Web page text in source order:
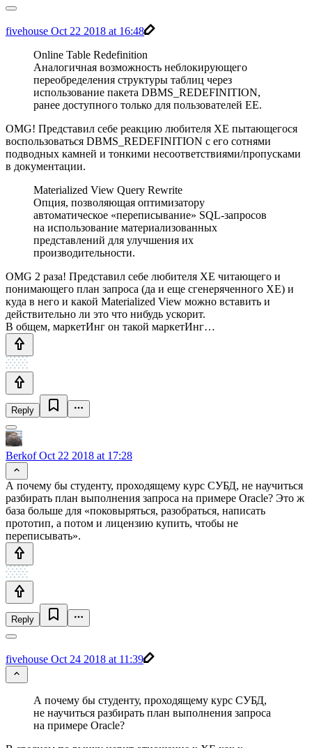
fivehouse Oct 22 2018 at 16:48
Online Table Redefinition
Аналогичная возможность неблокирующего
переобределения структуры таблиц через
использование пакета DBMS_REDEFINITION,
ранее доступного только для пользователей EE.
OMG! Представил себе реакцию любителя XE пытающегося
воспользоваться DBMS_REDEFINITION с его сотнями
подводных камней и тонкими несоответствиями/пропусками
в документации.
Materialized View Query Rewrite
Опция, позволяющая оптимизатору
автоматическое «переписывание» SQL-запросов
на использование материализованных
представлений для улучшения их
производительности.
OMG 2 раза! Представил себе любителя XE читающего и
понимающего план запроса (да и еще сгенеряченного XE) и
куда в него и какой Materialized View можно вставить и
действительно ли это что нибудь ускорит.
В общем, маркетИнг он такой маркетИнг…
Reply
BerkofOct 22 2018 at 17:28
А почему бы студенту, проходящему курс СУБД, не научиться
разбирать план выполнения запроса на примере Oracle? Это ж
база больше для «поковыряться, разобраться, написать
прототип, а потом и лицензию купить, чтобы не
переписывать».
Reply
fivehouse Oct 24 2018 at 11:39
А почему бы студенту, проходящему курс СУБД,
не научиться разбирать план выполнения запроса
на примере Oracle?